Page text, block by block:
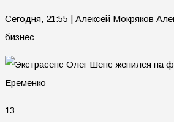
Сегодня, 21:55 | Алексей Мокряков
бизнес
13